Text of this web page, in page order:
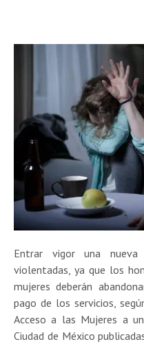
Entrar vigor una
violentadas, ya que los
mujeres deberán
pago de los servicios,
Acceso a las Mujeres a
Ciudad de México